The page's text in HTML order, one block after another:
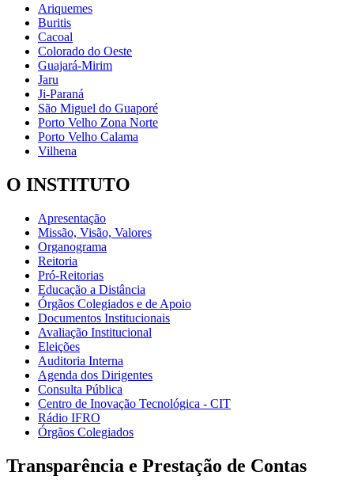
Ariquemes
Buritis
Cacoal
Colorado do Oeste
Guajará-Mirim
Jaru
Ji-Paraná
São Miguel do Guaporé
Porto Velho Zona Norte
Porto Velho Calama
Vilhena
O INSTITUTO
Apresentação
Missão, Visão, Valores
Organograma
Reitoria
Pró-Reitorias
Educação a Distância
Órgãos Colegiados e de Apoio
Documentos Institucionais
Avaliação Institucional
Eleições
Auditoria Interna
Agenda dos Dirigentes
Consulta Pública
Centro de Inovação Tecnológica - CIT
Rádio IFRO
Órgãos Colegiados
Transparência e Prestação de Contas